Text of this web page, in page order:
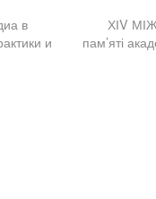
в
и
ХІV
пам’яті